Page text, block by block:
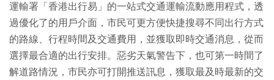
運輸署「香港出行易」的一站式交通運輸流動應用程式，透
過優化了的用戶介面，市民可更方便快捷搜尋不同出行方式
的路線、行程時間及交通費用，並獲取即時交通消息，從而
選擇最合適的出行安排。惡劣天氣警告下，也可第一時間了
解道路情況，市民亦可打開推送訊息，獲取最及時最新的交